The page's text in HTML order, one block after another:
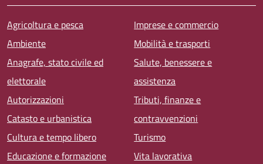
Agricoltura e pesca
Ambiente
Anagrafe, stato civile ed
elettorale
Autorizzazioni
Catasto e urbanistica
Cultura e tempo libero
Educazione e formazione
Imprese e commercio
Mobilità e trasporti
Salute, benessere e
assistenza
Tributi, finanze e
contravvenzioni
Turismo
Vita lavorativa